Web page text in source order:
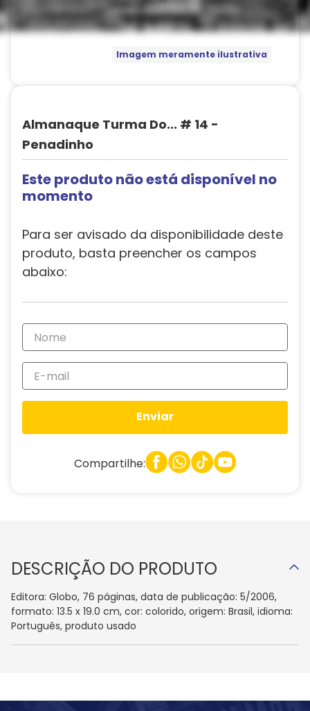
Imagem meramente ilustrativa
Almanaque Turma Do... # 14 -
Penadinho
Este produto não está disponível no
momento
Para ser avisado da disponibilidade deste
produto, basta preencher os campos
abaixo:
Enviar
Compartilhe:
DESCRIÇÃO DO PRODUTO
Editora: Globo, 76 páginas, data de publicação: 5/2006,
formato: 13.5 x 19.0 cm, cor: colorido, origem: Brasil, idioma:
Português, produto usado